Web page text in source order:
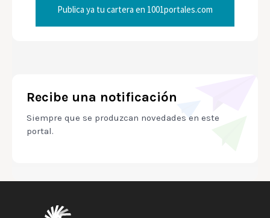
Publica ya tu cartera en 1001portales.com
Recibe una notificación
Siempre que se produzcan novedades en este
portal.